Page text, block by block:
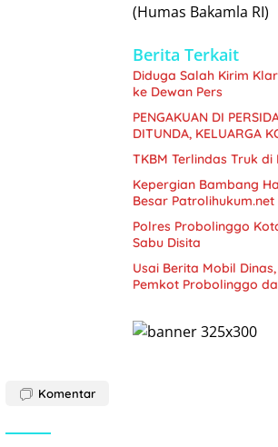
(Humas Bakamla RI)
Berita Terkait
Diduga Salah Kirim
ke Dewan Pers
PENGAKUAN DI
DITUNDA, KELUARGA
TKBM Terlindas Truk
Kepergian Bambang
Besar Patrolihukum.net
Polres Probolinggo
Sabu Disita
Usai Berita Mobil
Pemkot Probolinggo
Komentar